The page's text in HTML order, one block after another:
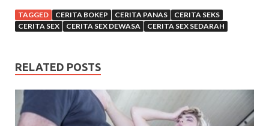
TAGGED CERITA BOKEP CERITA PANAS
CERITA SEKS
CERITA SEX
CERITA SEX DEWASA CERITA SEX SEDARAH
RELATED POSTS